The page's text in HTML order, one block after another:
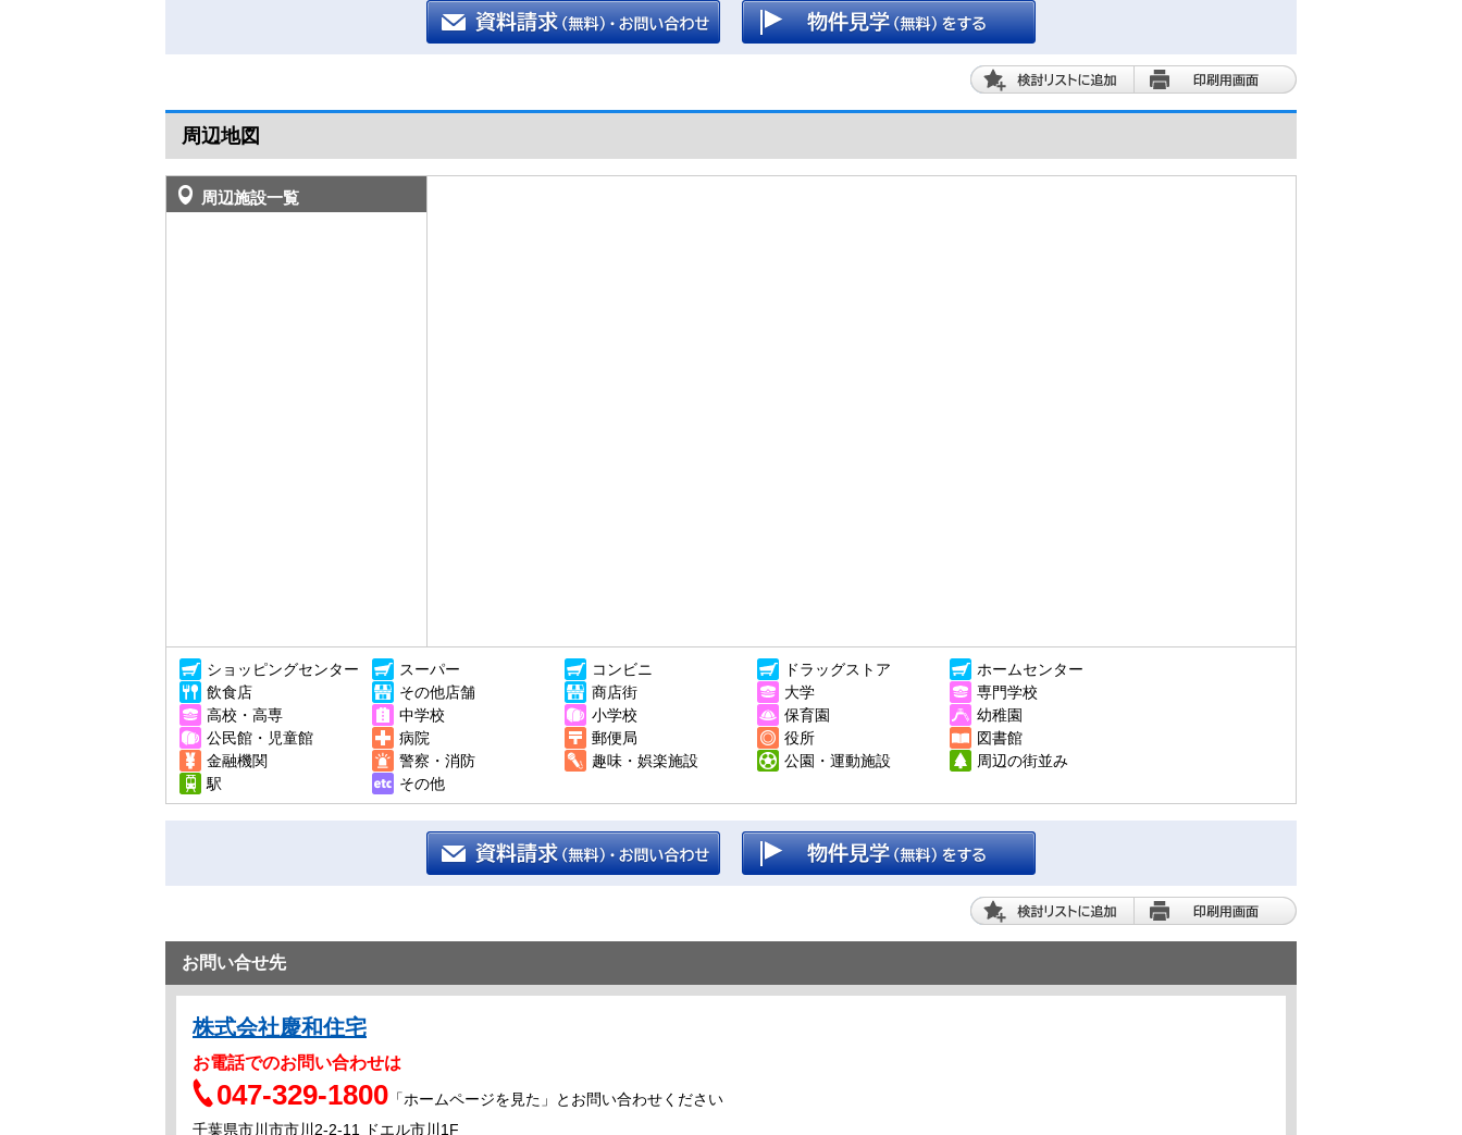
周辺地図
周辺施設一覧
ショッピングセンター スーパー コンビニ ドラッグストア
ホームセンター
飲食店
その他店舗 商店街 大学
専門学校
高校・高専
中学校 小学校 保育園
幼稚園
公民館・児童館
病院 郵便局 役所
図書館
金融機関
警察・消防 趣味・娯楽施設 公園・運動施設
周辺の街並み
駅
その他
お問い合せ先
株式会社慶和住宅
お電話でのお問い合わせは
047-329-1800 「ホームページを見た」とお問い合わせください
千葉県市川市市川2-2-11 ドエル市川1F